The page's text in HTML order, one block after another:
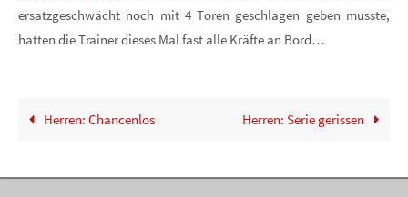
ersatzgeschwächt noch mit 4 Toren geschlagen geben musste,
hatten die Trainer dieses Mal fast alle Kräfte an Bord…
Herren: Chancenlos Herren: Serie gerissen